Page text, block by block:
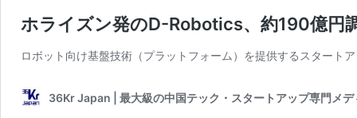
ホライズン発のD-Robotics、約190億円
ロボット向け基盤技術（プラットフォーム）を提供するスタート
36Kr Japan | 最大級の中国テック・スタートアップ専門メデ